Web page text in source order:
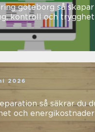
så skapar företag
kontroll och trygghet
2026
så säkrar du drift,
och energikostnader